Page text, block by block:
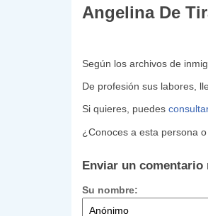
Angelina De
Según los archivos de
De profesión sus labores,
Si quieres, puedes
¿Conoces a esta persona
Enviar un comentario
Su nombre: